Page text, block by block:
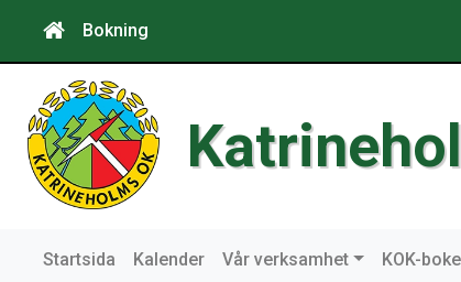
Bokning
Startsida Kalender Vår verksamhet KOK-